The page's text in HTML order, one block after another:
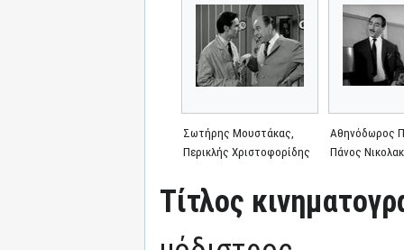
Σωτήρης Μουστάκας,
Περικλής Χριστοφορίδης
Αθηνόδωρος
Πάνος
Τίτλος